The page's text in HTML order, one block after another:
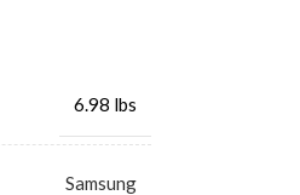
6.98 lbs
Samsung